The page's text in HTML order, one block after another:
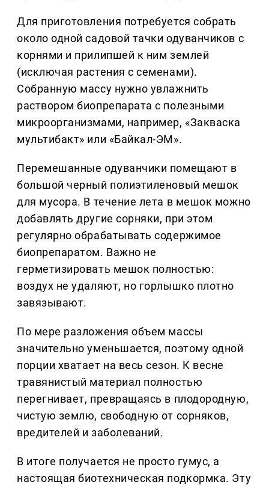
Для приготовления потребуется собрать
около одной садовой тачки одуванчиков с
корнями и прилипшей к ним землей
(исключая растения с семенами).
Собранную массу нужно увлажнить
раствором биопрепарата с полезными
микроорганизмами, например, «Закваска
мультибакт» или «Байкал-ЭМ».
Перемешанные одуванчики помещают в
большой черный полиэтиленовый мешок
для мусора. В течение лета в мешок можно
добавлять другие сорняки, при этом
регулярно обрабатывать содержимое
биопрепаратом. Важно не
герметизировать мешок полностью:
воздух не удаляют, но горлышко плотно
завязывают.
По мере разложения объем массы
значительно уменьшается, поэтому одной
порции хватает на весь сезон. К весне
травянистый материал полностью
перегнивает, превращаясь в плодородную,
чистую землю, свободную от сорняков,
вредителей и заболеваний.
В итоге получается не просто гумус, а
настоящая биотехническая подкормка. Эту